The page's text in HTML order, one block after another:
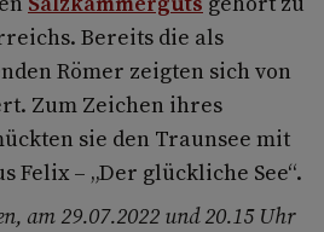
Bereits die als
Römer zeigten sich von
Zum Zeichen ihres
sie den Traunsee mit
Felix – „Der glückliche See“.
am 29.07.2022 und 20.15 Uhr